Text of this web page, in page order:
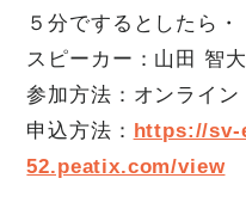
５分でするとしたら・
スピーカー：山田 智大
参加方法：オンライン
申込方法： https://sv-
52.peatix.com/view